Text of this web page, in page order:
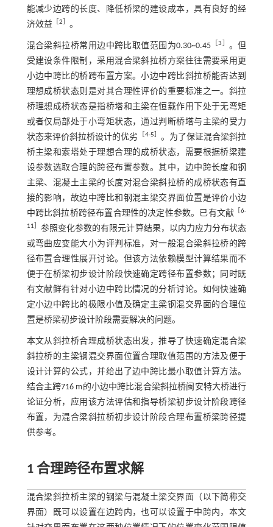
能减少边跨的长度、降低桥梁的建设成本，具有良好的经
济效益
2 。
混合梁斜拉桥常用边中跨比取值范围为0.30~0.45 ［3
。但
受建设条件限制，采用混合梁斜拉桥方案往往需要采用更
小边中跨比的桥跨布置方案。小边中跨比斜拉桥能否达到
理想成桥状态则是对其合理性评价的重要标准之一。斜拉
桥理想成桥状态是指桥塔和主梁在恒载作用下处于无弯矩
或者仅局部处于小弯矩状态，通过判断桥塔与主梁的受力
状态来评价斜拉桥设计的优劣
4-5
。为了保证混合梁斜拉
桥主梁和索塔处于理想合理的成桥状态，需要根据桥梁建
设参数选取合理的跨径布置参数。其中，边中跨长度和钢
主梁、混凝土主梁的长度对混合梁斜拉桥的成桥状态有直
接的影响，故边中跨比和钢混主梁交界面位置是评价小边
中跨比斜拉桥跨径布置合理性的决定性参数。已有文献 ［6-
11
参照变化参数的有限元计算结果，以内力应力分布状态
或弯曲应变能大小为评判标准，对一般混合梁斜拉桥的跨
径布置合理性展开讨论。但该方法依赖模型计算结果而不
便于在桥梁初步设计阶段快速确定跨径布置参数；同时既
有文献鲜有针对小边中跨比情况的分析讨论。如何快速确
定小边中跨比的极限小值及确定主梁钢混交界面的合理位
置是桥梁初步设计阶段需要解决的问题。
本文从斜拉桥合理成桥状态出发，推导了快速确定混合梁
斜拉桥的主梁钢混交界面位置合理取值范围的方法及便于
设计计算的公式，并给出了边中跨比最小取值计算方法。
结合主跨716 m的小边中跨比混合梁斜拉桥闽安特大桥进行
论证分析，应用该方法评估和指导桥梁初步设计阶段跨径
布置，为混合梁斜拉桥初步设计阶段合理布置桥梁跨径提
供参考。
1 合理跨径布置求解
混合梁斜拉桥主梁的钢梁与混凝土梁交界面（以下简称交
界面）既可以设置在边跨内，也可以设置于中跨内，本文